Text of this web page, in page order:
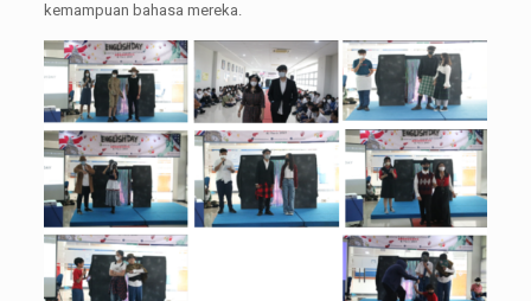
kemampuan bahasa mereka.